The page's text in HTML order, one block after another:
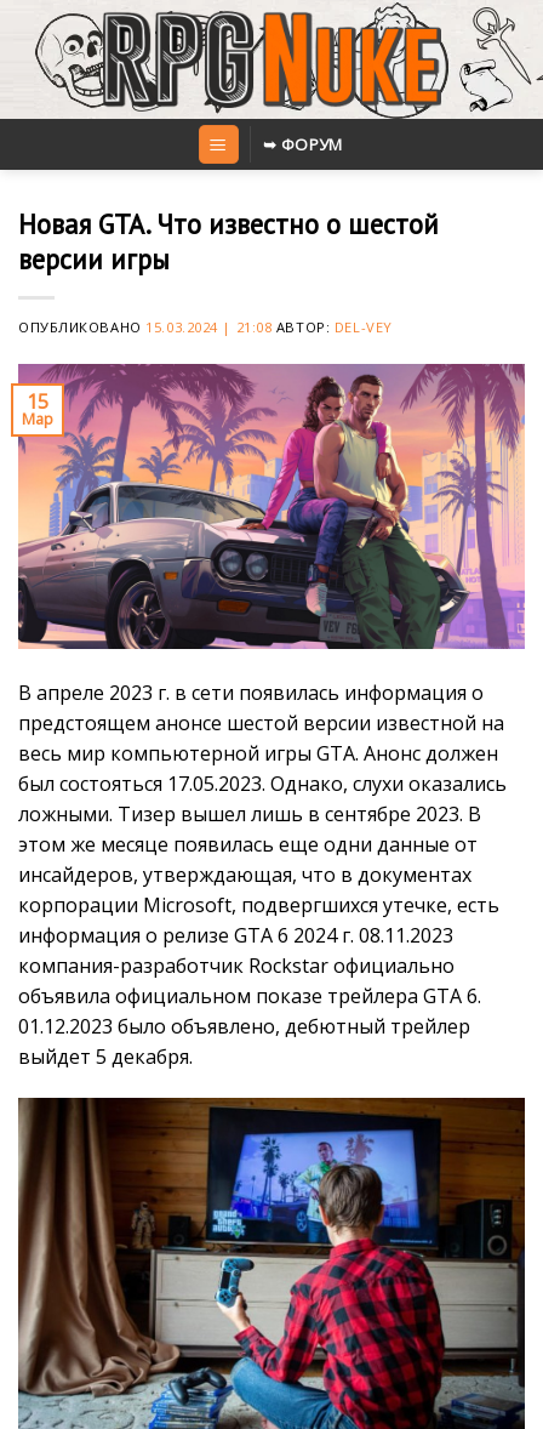
content
➥ ФОРУМ
Новая GTA. Что известно о шестой
версии игры
ОПУБЛИКОВАНО 15.03.2024 | 21:08 АВТОР: DEL-VEY
15
Мар
В апреле 2023 г. в сети появилась информация о
предстоящем анонсе шестой версии известной на
весь мир компьютерной игры GTA. Анонс должен
был состояться 17.05.2023. Однако, слухи оказались
ложными. Тизер вышел лишь в сентябре 2023. В
этом же месяце появилась еще одни данные от
инсайдеров, утверждающая, что в документах
корпорации Microsoft, подвергшихся утечке, есть
информация о релизе GTA 6 2024 г. 08.11.2023
компания-разработчик Rockstar официально
объявила официальном показе трейлера GTA 6.
01.12.2023 было объявлено, дебютный трейлер
выйдет 5 декабря.